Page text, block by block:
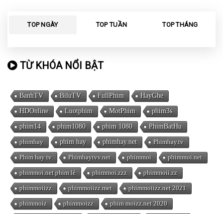
TOP NGÀY TOP TUẦN TOP THÁNG
TỪ KHÓA NỔI BẬT
BanhTV BiluTV FullPhim HayGhe
HDOnline Luotphim MotPhim phim3s
phim14 phim1080 phim 1080 PhimBatHu
phimhay phim hay phimhay.net Phimhay.tv
Phim hay tv Phimhaytvv.net phimmoi phimmoi.net
phimmoi.net phim lẻ phimmoi.zzz phimmoii.zz
phimmoiizz phimmoiizz.met phimmoiizz.net 2021
phimmoiz phimmoizz phim moizz.net 2020